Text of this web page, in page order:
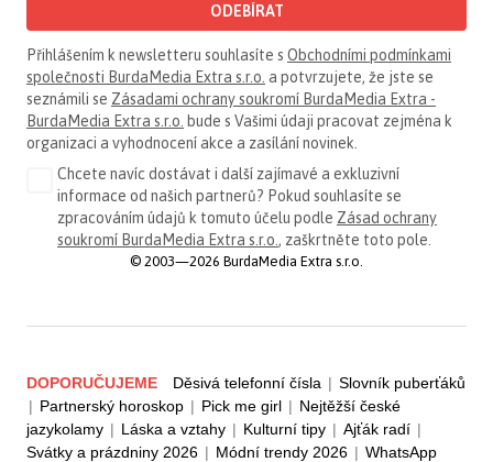
ODEBÍRAT
Přihlášením k newsletteru souhlasíte s Obchodními podmínkami
společnosti BurdaMedia Extra s.r.o. a potvrzujete, že jste se
seznámili se Zásadami ochrany soukromí BurdaMedia Extra -
BurdaMedia Extra s.r.o. bude s Vašimi údaji pracovat zejména k
organizaci a vyhodnocení akce a zasílání novinek.
Chcete navíc dostávat i další zajímavé a exkluzivní
informace od našich partnerů? Pokud souhlasíte se
zpracováním údajů k tomuto účelu podle Zásad ochrany
soukromí BurdaMedia Extra s.r.o. , zaškrtněte toto pole.
© 2003—2026 BurdaMedia Extra s.r.o.
DOPORUČUJEME Děsivá telefonní čísla | Slovník puberťáků
| Partnerský horoskop | Pick me girl | Nejtěžší české
jazykolamy | Láska a vztahy | Kulturní tipy | Ajťák radí |
Svátky a prázdniny 2026 | Módní trendy 2026 | WhatsApp